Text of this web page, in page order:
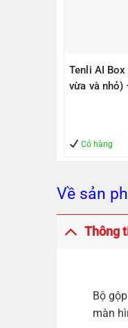
Tenli AI
vừa và nhỏ)
Có hàng
Về sản
Thông
Bộ
màn